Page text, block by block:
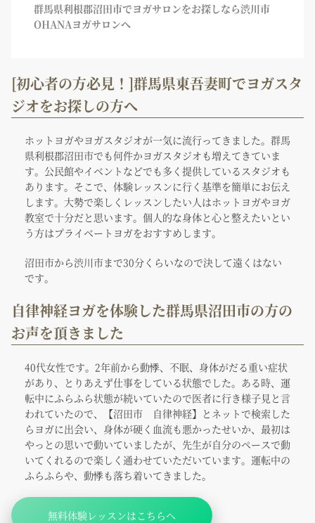
群馬県利根郡沼田市でヨガサロンをお探しなら渋川市
OHANAヨガサロンへ
[初心者の方必見！]群馬県東吾妻町でヨガスタ
ジオをお探しの方へ
ホットヨガやヨガスタジオが一気に流行ってきました。群馬
県利根郡沼田市でも何件かヨガスタジオも増えてきていま
す。公民館やイベントなどでも多く提供しているスタジオも
あります。そこで、体験レッスンに行く基準を簡単にお伝え
します。大勢で楽しくレッスンしたい人はホットヨガやヨガ
教室で十分だと思います。個人的な身体と心と整えたいとい
う方はプライベートヨガをおすすめします。
沼田市から渋川市まで30分くらいなので決して遠くはない
です。
自律神経ヨガを体験した群馬県沼田市の方の
お声を頂きました
40代女性です。2年前から動悸、不眠、身体がだる重い症状
があり、とりあえず仕事をしている状態でした。ある時、運
転中にふらふら状態が続いていたので医者に行き様子見と言
われていたので、【沼田市 自律神経】とネットで検索した
らヨガに出会い、身体が硬く血流も悪かったせいか、最初は
やっとの思いで動いていましたが、先生が自分のペースで動
いてくれるので楽しく通わせていただいています。運転中の
ふらふらや、動悸も落ち着いてきました。
無料体験レッスンはこちらへ